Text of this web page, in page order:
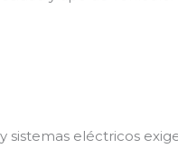
sistemas eléctricos